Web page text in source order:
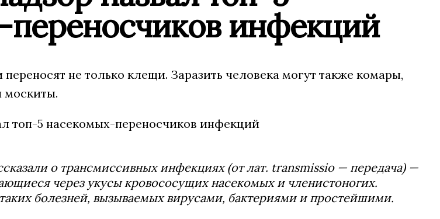
инфекций
не только клещи. Заразить человека могут также комары,
москиты.
о трансмиссивных инфекциях (от лат. transmissio — передача) —
через укусы кровососущих насекомых и членистоногих.
болезней, вызываемых вирусами, бактериями и простейшими.